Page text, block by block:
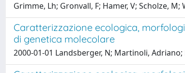
Grimme, Lh; Gronvall, F; Hamer, V; Scholze, M;
Caratterizzazione ecologica,
di genetica molecolare
2000-01-01 Landsberger, N; Martinoli, Adriano;